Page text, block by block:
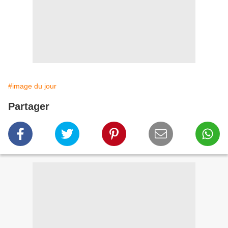
#image du jour
Partager